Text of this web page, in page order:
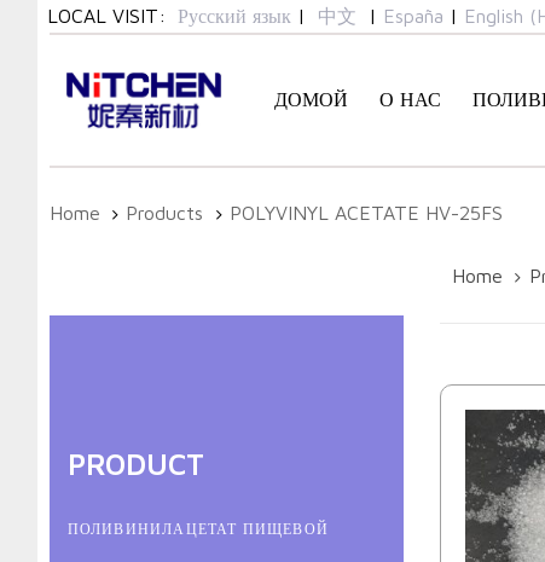
navigation
content
LOCAL VISIT: Русский язык | 中文 | España | English
ДОМОЙ О НАС
Home Products POLYVINYL ACETATE HV-25FS
PRODUCT
ПОЛИВИНИЛАЦЕТАТ ПИЩЕВОЙ
Home